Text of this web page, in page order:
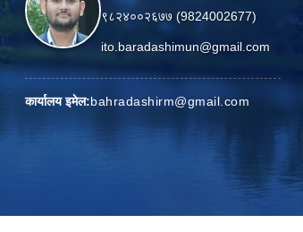
९८२४००२६७७ (9824002677)
ito.baradashimun@gmail.com
कार्यालय इमेल:bahradashirm@gmail.com